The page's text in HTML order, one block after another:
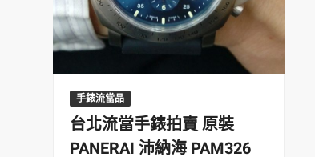
手錶流當品
台北流當手錶拍賣 原裝
PANERAI 沛納海 PAM326